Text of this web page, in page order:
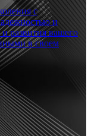
с
и
развития вашего
в своем